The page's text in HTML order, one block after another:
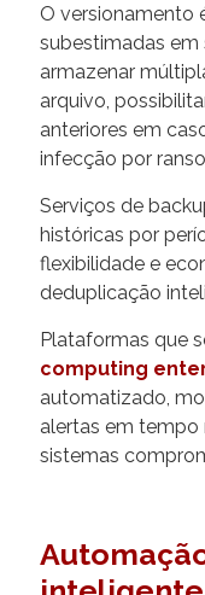
O versionamento
subestimadas em
armazenar
arquivo,
anteriores em
infecção por
Serviços de
históricas por
flexibilidade e
deduplicação
Plataformas que
computing
automatizado,
alertas em tempo
sistemas